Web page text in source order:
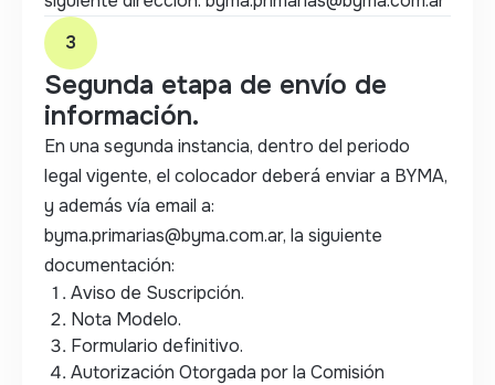
3
Segunda etapa de envío de
información.
En una segunda instancia, dentro del periodo
legal vigente, el colocador deberá enviar a BYMA,
y además vía email a:
byma.primarias@byma.com.ar, la siguiente
documentación:
Aviso de Suscripción.
Nota Modelo.
Formulario definitivo.
Autorización Otorgada por la Comisión